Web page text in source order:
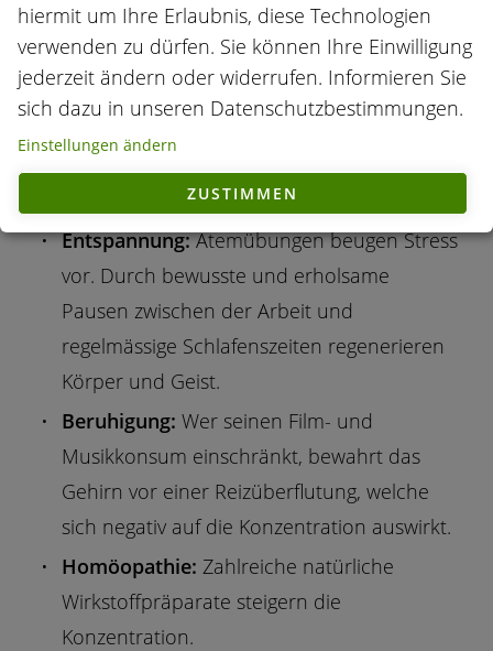
anregend.
Bewegung:Sie regt den Kreislauf und den
Stoffwechsel an. Ideal eignen sich kleine
Sauerstoff versorgt.
Entspannung:Atemübungen beugen Stress
vor. Durch bewusste und erholsame
Pausen zwischen der Arbeit und
regelmässige Schlafenszeiten regenerieren
Körper und Geist.
Beruhigung: Wer seinen Film- und
Musikkonsum einschränkt, bewahrt das
Gehirn vor einer Reizüberflutung, welche
sich negativ auf die Konzentration auswirkt.
Homöopathie: Zahlreiche natürliche
Wirkstoffpräparate steigern die
Konzentration.
hiermit um Ihre Erlaubnis, diese Technologien
verwenden zu dürfen. Sie können Ihre Einwilligung
jederzeit ändern oder widerrufen. Informieren Sie
sich dazu in unseren Datenschutzbestimmungen.
Einstellungen ändern
ZUSTIMMEN